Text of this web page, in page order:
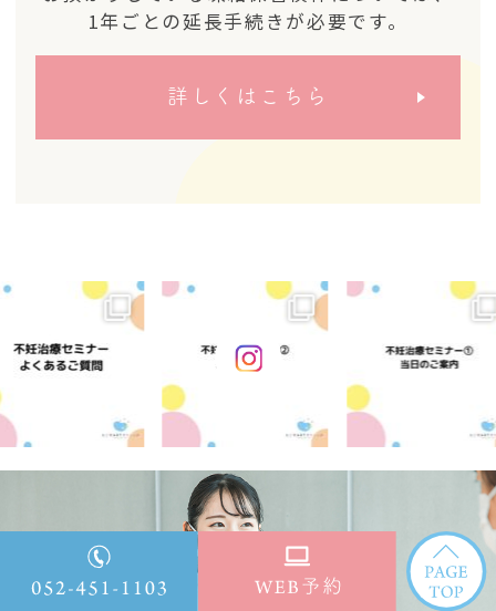
1年ごとの延長手続きが必要です。
詳しくはこちら